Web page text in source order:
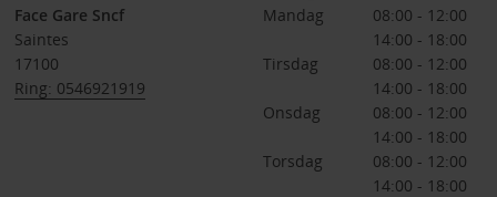
Face Gare Sncf
Saintes
17100
Ring: 0546921919
Mandag
08:00 - 12:00
14:00 - 18:00
Tirsdag
08:00 - 12:00
14:00 - 18:00
Onsdag
08:00 - 12:00
14:00 - 18:00
Torsdag
08:00 - 12:00
14:00 - 18:00